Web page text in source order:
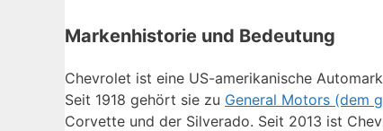
Markenhistorie und Bedeutung
Chevrolet ist eine US-amerikanische
Seit 1918 gehört sie zu General Motors (dem
Corvette und der Silverado. Seit 2013 ist